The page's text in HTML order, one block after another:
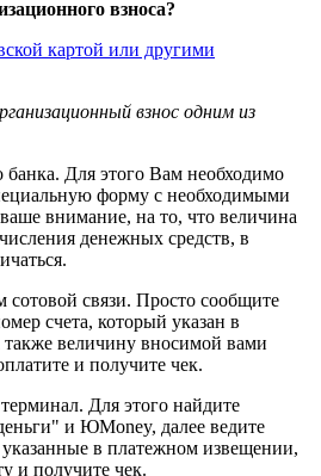
взноса?
картой или другими
взнос одним из
Для этого Вам необходимо
форму с необходимыми
внимание, на то, что величина
денежных средств, в
связи. Просто сообщите
счета, который указан в
величину вносимой вами
и получите чек.
Для этого найдите
и ЮMoney, далее ведите
в платежном извещении,
и получите чек.